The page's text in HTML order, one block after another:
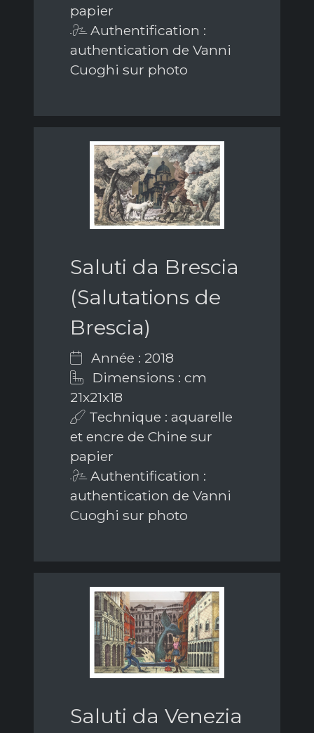
papier
Authentification :
authentication de Vanni
Cuoghi sur photo
Saluti da Brescia
(Salutations de
Brescia)
Année : 2018
Dimensions : cm
21x21x18
Technique : aquarelle
et encre de Chine sur
papier
Authentification :
authentication de Vanni
Cuoghi sur photo
Saluti da Venezia